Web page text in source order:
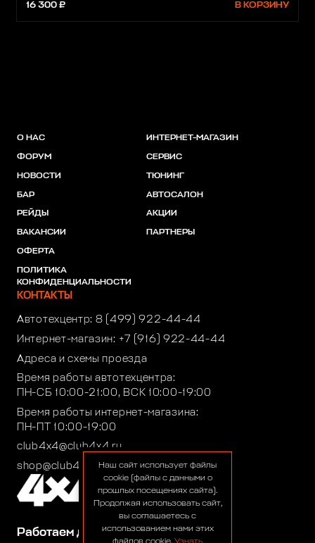
16 300 ₽ В КОРЗИНУ
Работаем для вас:
О НАС
ФОРУМ
НОВОСТИ
БАР
РЕЙДЫ
ВАКАНСИИ
ОФЕРТА
ПОЛИТИКА
КОНФИДЕНЦИАЛЬНОСТИ
ИНТЕРНЕТ-МАГАЗИН
СЕРВИС
ТЮНИНГ
АВТОСАЛОН
АКЦИИ
ПАРТНЕРЫ
КОНТАКТЫ
Автотехцентр: 8 (499) 922-44-44
Интернет-магазин: +7 (916) 922-44-44
Адреса и схемы проезда
Время работы автотехцентра:
ПН-СБ 10:00-21:00, ВСК 10:00-19:00
Время работы интернет-магазина:
ПН-ПТ 10:00-19:00
club4x4@club4x4.ru
shop@club4x4.ruНаш сайт использует файлы
cookie (файлы с данными о
прошлых посещениях сайта).
Продолжая использовать сайт,
вы соглашаетесь с
использованием нами этих